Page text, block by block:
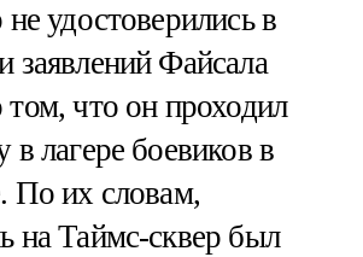
удостоверились в
заявлений Файсала
что он проходил
в лагере боевиков в
По их словам,
на Таймс-сквер был